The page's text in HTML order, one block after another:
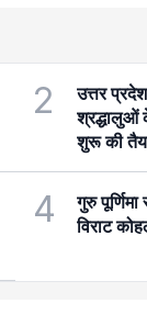
2
उत्तर
श्रद्धालुओं
शुरू की
4
गुरु
विराट